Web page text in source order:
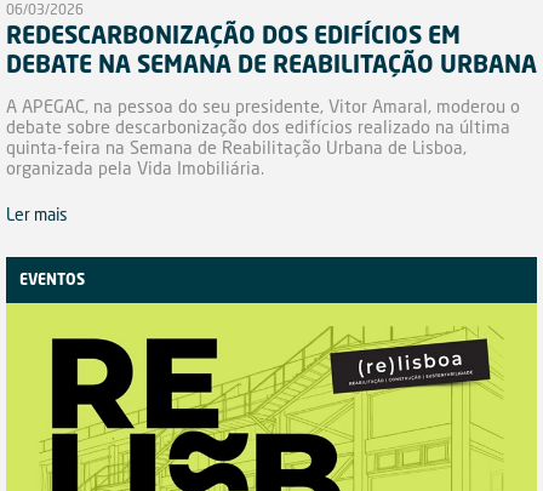
06/03/2026
REDESCARBONIZAÇÃO DOS EDIFÍCIOS EM
DEBATE NA SEMANA DE REABILITAÇÃO URBANA
A APEGAC, na pessoa do seu presidente, Vitor Amaral, moderou o
debate sobre descarbonização dos edifícios realizado na última
quinta-feira na Semana de Reabilitação Urbana de Lisboa,
organizada pela Vida Imobiliária.
Ler mais
EVENTOS